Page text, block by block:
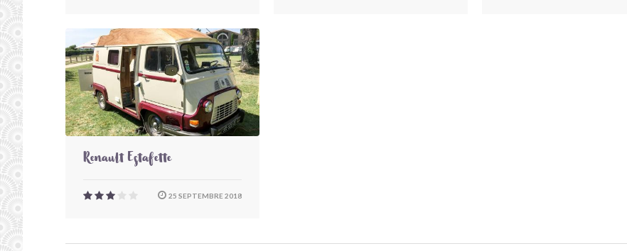
Renault Estafette
25 SEPTEMBRE 2018